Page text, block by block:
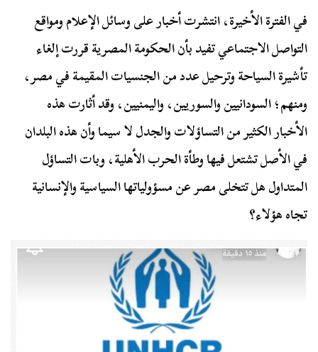
في الفترة الأخيرة، انتشرت أخبار على وسائل الإعلام ومواقع
التواصل الاجتماعي تفيد بأن الحكومة المصرية قررت إلغاء
تأشيرة السياحة وترحيل عدد من الجنسيات المقيمة في مصر،
ومنهم؛ السودانيين والسوريين، واليمنيين، وقد أثارت هذه
الأخبار الكثير من التساؤلات والجدل لا سيما وأن هذه البلدان
في الأصل تشتعل فيها وطأة الحرب الأهلية، وبات التساؤل
المتداول هل تتخلى مصر عن مسؤولياتها السياسية والإنسانية
تجاه هؤلاء؟